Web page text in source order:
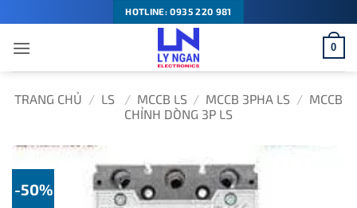
qua
nội
dung
HOTLINE: 0935 220 981
0
TRANG CHỦ / LS / MCCB LS / MCCB 3PHA LS / MCCB
CHỈNH DÒNG 3P LS
-50%